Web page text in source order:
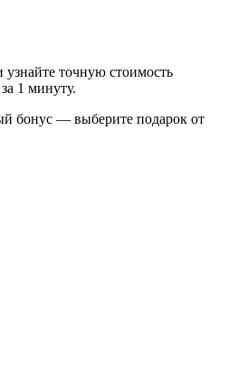
узнайте точную стоимость
1 минуту.
бонус — выберите подарок от